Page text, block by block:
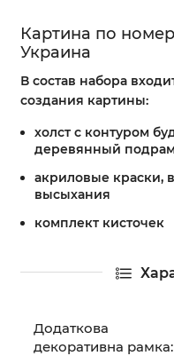
Картина по
Украина
В состав набора
создания картины:
холст с контуром
деревянный
акриловые краски,
высыхания
комплект кисточек
Додаткова
декоративна рамка: